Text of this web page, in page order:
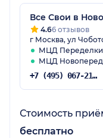
Все Свои в
4.66 отзывов
г Москва, ул
МЦД
МЦД
+7 (495) 067-21-25
Стоимость
бесплатно